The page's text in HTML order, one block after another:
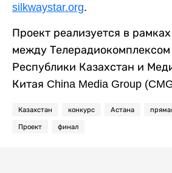
silkwaystar.org.
Проект реализуется в
между Телерадиокомплексом
Республики Казахстан и
Китая China Media Group
Казахстан конкурс Астана
Проект финал